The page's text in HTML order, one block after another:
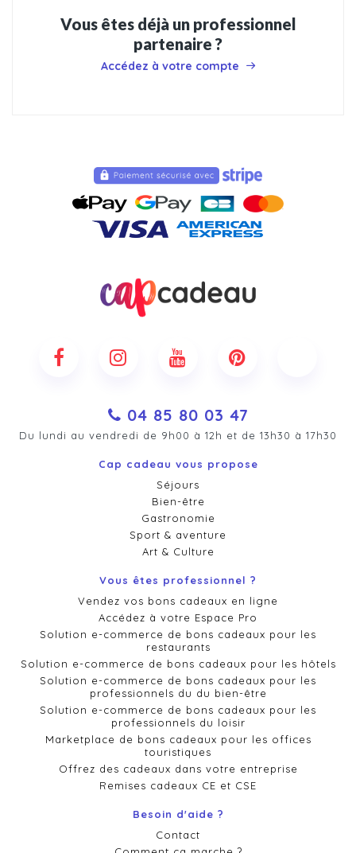
Vous êtes déjà un professionnel
partenaire ?
Accédez à votre compte
04 85 80 03 47
Du lundi au vendredi de 9h00 à 12h et de 13h30 à 17h30
Cap cadeau vous propose
Séjours
Bien-être
Gastronomie
Sport & aventure
Art & Culture
Vous êtes professionnel ?
Vendez vos bons cadeaux en ligne
Accédez à votre Espace Pro
Solution e-commerce de bons cadeaux pour les
restaurants
Solution e-commerce de bons cadeaux pour les hôtels
Solution e-commerce de bons cadeaux pour les
professionnels du du bien-être
Solution e-commerce de bons cadeaux pour les
professionnels du loisir
Marketplace de bons cadeaux pour les offices
touristiques
Offrez des cadeaux dans votre entreprise
Remises cadeaux CE et CSE
Besoin d'aide ?
Contact